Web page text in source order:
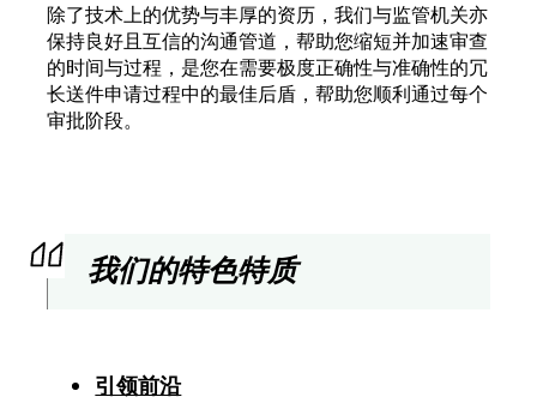
除了技术上的优势与丰厚的资历，我们与监管机关亦
保持良好且互信的沟通管道，帮助您缩短并加速审查
的时间与过程，是您在需要极度正确性与准确性的冗
长送件申请过程中的最佳后盾，帮助您顺利通过每个
审批阶段。
我们的特色特质
引领前沿